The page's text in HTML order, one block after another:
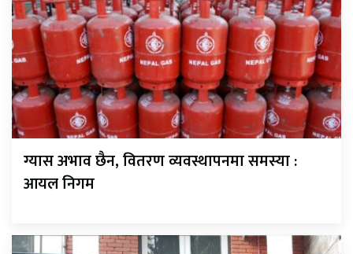
ग्यास अभाव छैन, वितरण व्यवस्थापनमा समस्या :
आयल निगम